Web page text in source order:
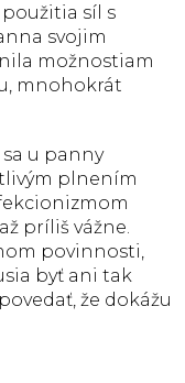
síl s
svojim
možnostiam
mnohokrát
u panny
plnením
príliš vážne.
povinnosti,
byť ani tak
že dokážu